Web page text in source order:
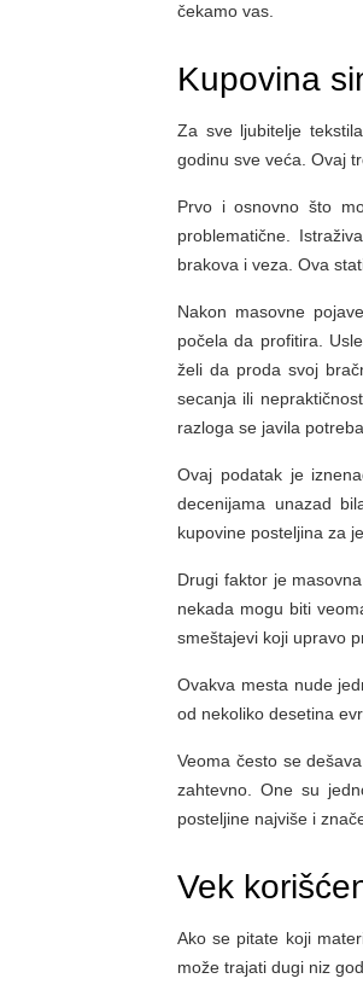
čekamo vas.
Kupovina
Za sve ljubitelje
godinu sve veća. Ovaj
Prvo i osnovno što
problematične.
brakova i veza. Ova
Nakon masovne
počela da profitira.
želi da proda svoj
secanja ili
razloga se javila
Ovaj podatak je
decenijama unazad
kupovine posteljina za
Drugi faktor je
nekada mogu biti
smeštajevi koji upravo
Ovakva mesta nude
od nekoliko desetina
Veoma često se
zahtevno. One su
posteljine najviše i
Vek
Ako se pitate koji
može trajati dugi niz